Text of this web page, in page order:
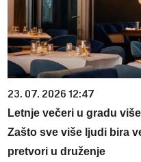
23. 07. 2026 12:47
Letnje večeri u gradu
Zašto sve više ljudi bira
pretvori u druženje